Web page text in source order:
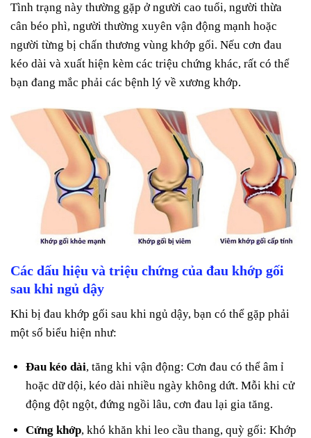
Tình trạng này thường gặp ở người cao tuổi, người thừa
cân béo phì, người thường xuyên vận động mạnh hoặc
người từng bị chấn thương vùng khớp gối. Nếu cơn đau
kéo dài và xuất hiện kèm các triệu chứng khác, rất có thể
bạn đang mắc phải các bệnh lý về xương khớp.
Các dấu hiệu và triệu chứng của đau khớp gối
sau khi ngủ dậy
Khi bị đau khớp gối sau khi ngủ dậy, bạn có thể gặp phải
một số biểu hiện như:
Đau kéo dài, tăng khi vận động: Cơn đau có thể âm ỉ
hoặc dữ dội, kéo dài nhiều ngày không dứt. Mỗi khi cử
động đột ngột, đứng ngồi lâu, cơn đau lại gia tăng.
Cứng khớp, khó khăn khi leo cầu thang, quỳ gối: Khớp